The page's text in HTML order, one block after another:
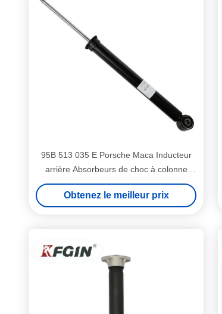
95B 513 035 E Porsche Maca Inducteur
arrière Absorbeurs de choc à colonne
gauche et droite Absorbeurs de choc
hydrauliques
Obtenez le meilleur prix